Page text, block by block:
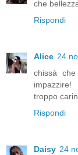
che
Rispondi
Alice 24
chissà
impazzire!
troppo
Rispondi
Daisy 24